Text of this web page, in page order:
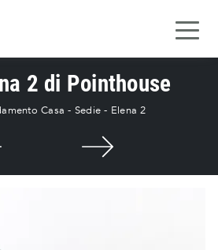
2 di Pointhouse
Casa - Sedie - Elena 2